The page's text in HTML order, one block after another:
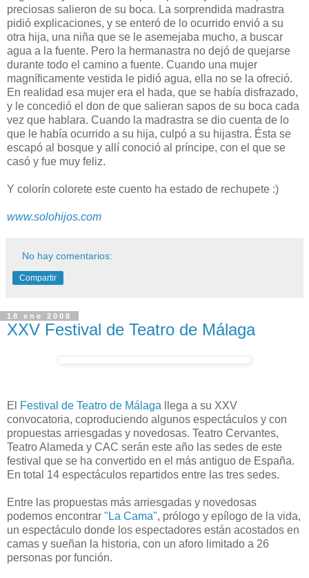
preciosas salieron de su boca. La sorprendida madrastra
pidió explicaciones, y se enteró de lo ocurrido envió a su
otra hija, una niña que se le asemejaba mucho, a buscar
agua a la fuente. Pero la hermanastra no dejó de quejarse
durante todo el camino a fuente. Cuando una mujer
magníficamente vestida le pidió agua, ella no se la ofreció.
En realidad esa mujer era el hada, que se había disfrazado,
y le concedió el don de que salieran sapos de su boca cada
vez que hablara. Cuando la madrastra se dio cuenta de lo
que le había ocurrido a su hija, culpó a su hijastra. Ésta se
escapó al bosque y allí conoció al príncipe, con el que se
casó y fue muy feliz.
Y colorín colorete este cuento ha estado de rechupete :)
www.solohijos.com
No hay comentarios:
Compartir
18 ene 2008
XXV Festival de Teatro de Málaga
El Festival de Teatro de Málaga llega a su XXV
convocatoria, coproduciendo algunos espectáculos y con
propuestas arriesgadas y novedosas. Teatro Cervantes,
Teatro Alameda y CAC serán este año las sedes de este
festival que se ha convertido en el más antiguo de España.
En total 14 espectáculos repartidos entre las tres sedes.
Entre las propuestas más arriesgadas y novedosas
podemos encontrar "La Cama", prólogo y epílogo de la vida,
un espectáculo donde los espectadores están acostados en
camas y sueñan la historia, con un aforo limitado a 26
personas por función.